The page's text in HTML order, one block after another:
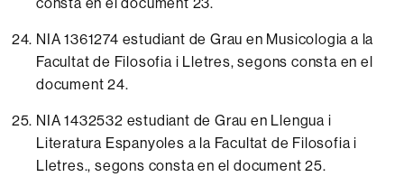
NIA 1361274 estudiant de Grau en Musicologia a la
Facultat de Filosofia i Lletres, segons consta en el
document 24.
NIA 1432532 estudiant de Grau en Llengua i
Literatura Espanyoles a la Facultat de Filosofia i
Lletres., segons consta en eldocument 25.